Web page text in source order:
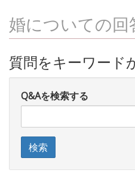
婚についての回
質問をキーワード
Q&Aを検索する